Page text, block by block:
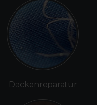
Deckenreparatur